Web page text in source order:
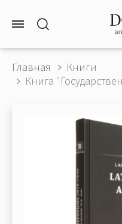
Главная
Книги
Книга